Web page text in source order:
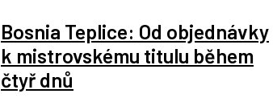
Bosnia Teplice: Od objednávky
k mistrovskému titulu během
čtyř dnů